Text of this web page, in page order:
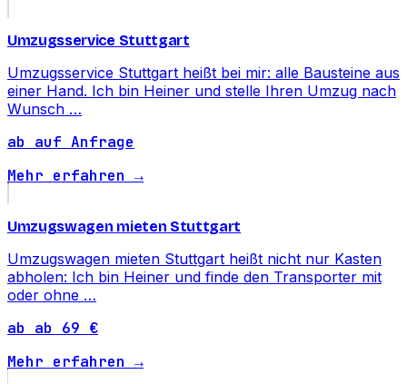
Umzugsservice Stuttgart
Umzugsservice Stuttgart heißt bei mir: alle Bausteine aus
einer Hand. Ich bin Heiner und stelle Ihren Umzug nach
Wunsch …
ab auf Anfrage
Mehr erfahren →
Umzugswagen mieten Stuttgart
Umzugswagen mieten Stuttgart heißt nicht nur Kasten
abholen: Ich bin Heiner und finde den Transporter mit
oder ohne …
ab ab 69 €
Mehr erfahren →